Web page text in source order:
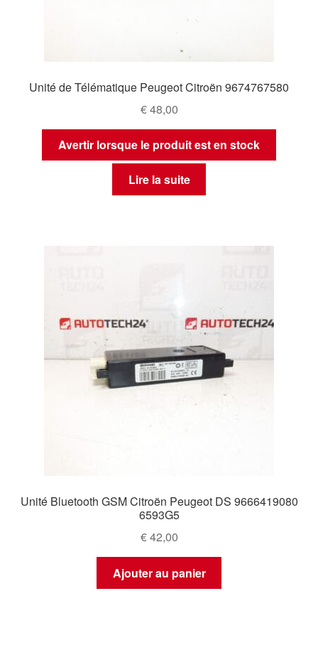
Unité de Télématique Peugeot Citroën 9674767580
€48,00
Avertir lorsque le produit est en stock
Lire la suite
Unité Bluetooth GSM Citroën Peugeot DS 9666419080
6593G5
€42,00
Ajouter au panier